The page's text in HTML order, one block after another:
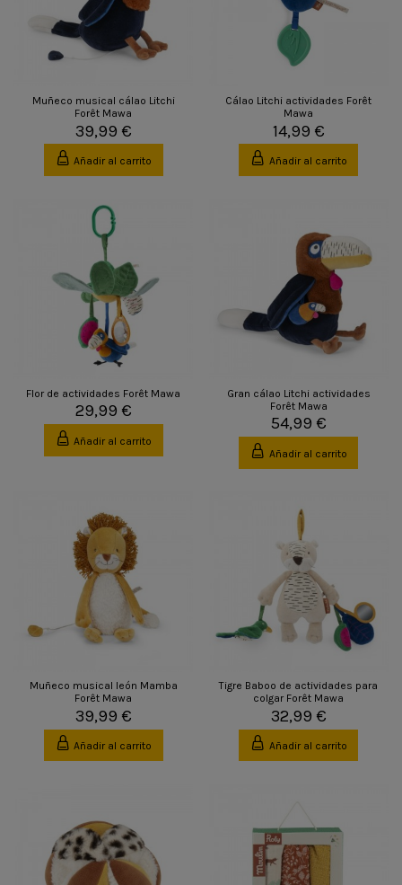
Muñeco musical cálao Litchi
Forêt Mawa
39,99 €
Añadir al carrito
Cálao Litchi actividades Forêt
Mawa
14,99 €
Añadir al carrito
Flor de actividades Forêt Mawa
29,99 €
Añadir al carrito
Gran cálao Litchi actividades
Forêt Mawa
54,99 €
Añadir al carrito
Muñeco musical león Mamba
Forêt Mawa
39,99 €
Añadir al carrito
Tigre Baboo de actividades para
colgar Forêt Mawa
32,99 €
Añadir al carrito